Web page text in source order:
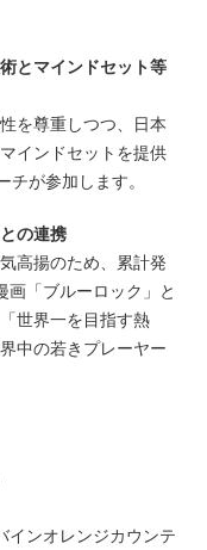
とマインドセット等
を尊重しつつ、日本
インドセットを提供
が参加します。
の連携
高揚のため、累計発
「ブルーロック」と
世界一を目指す熱
中の若きプレーヤー
インオレンジカウンテ